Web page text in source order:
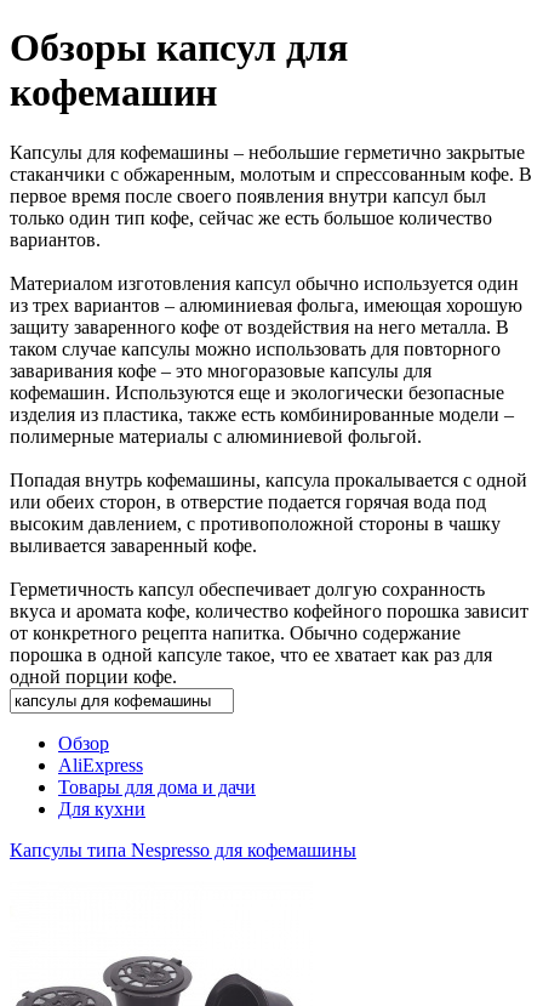
Обзоры капсул для
кофемашин
Капсулы для кофемашины – небольшие герметично закрытые
стаканчики с обжаренным, молотым и спрессованным кофе. В
первое время после своего появления внутри капсул был
только один тип кофе, сейчас же есть большое количество
вариантов.
Материалом изготовления капсул обычно используется один
из трех вариантов – алюминиевая фольга, имеющая хорошую
защиту заваренного кофе от воздействия на него металла. В
таком случае капсулы можно использовать для повторного
заваривания кофе – это многоразовые капсулы для
кофемашин. Используются еще и экологически безопасные
изделия из пластика, также есть комбинированные модели –
полимерные материалы с алюминиевой фольгой.
Попадая внутрь кофемашины, капсула прокалывается с одной
или обеих сторон, в отверстие подается горячая вода под
высоким давлением, с противоположной стороны в чашку
выливается заваренный кофе.
Герметичность капсул обеспечивает долгую сохранность
вкуса и аромата кофе, количество кофейного порошка зависит
от конкретного рецепта напитка. Обычно содержание
порошка в одной капсуле такое, что ее хватает как раз для
одной порции кофе.
Обзор
AliExpress
Товары для дома и дачи
Для кухни
Капсулы типа Nespresso для кофемашины